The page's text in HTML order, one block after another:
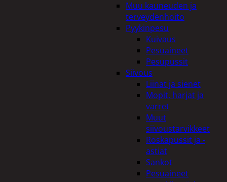
Muu kauneuden ja
terveydenhoito
Pyykinpesu
Kuivaus
Pesuaineet
Pesupussit
Siivous
Liinat ja sienet
Mopit, harjat ja
varret
Muut
siivoustarvikkeet
Roskapussit ja -
astiat
Sankot
Pesuaineet